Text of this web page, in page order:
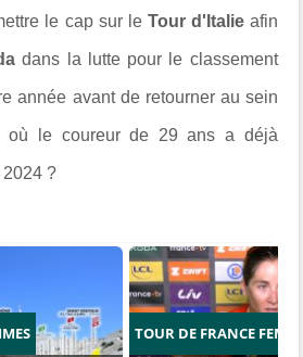
le cap sur le Tour d'Italieafin
dans la lutte pour le classement
année avant de retourner au sein
où le coureur de 29 ans a déjà
?
TOUR DE FRANCE